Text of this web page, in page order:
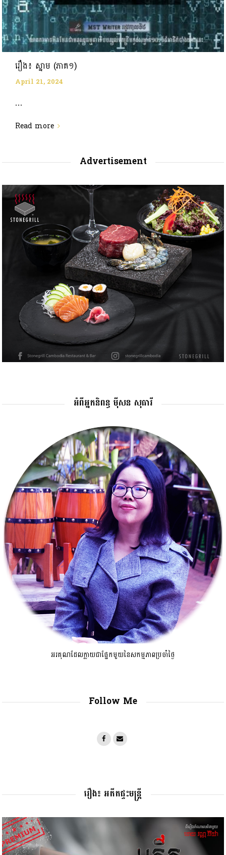
រឿង៖ ស្នាម (ភាគ១)
April 21, 2024
...
Read more
Advertisement
អំពីអ្នកនិពន្ធ ម៉ីសន សុធារី
អរគុណដែលក្លាយជាផ្នែកមួយនៃសកម្មភាពប្រចាំថ្ងៃ
Follow Me
រឿង៖ អតីតផ្ទះមន្រ្តី